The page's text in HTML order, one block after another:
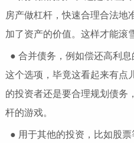
房产做杠杆，快速合理合法地
加了资产的价值。这样才能滚
● 合并债务，例如偿还高利
这个选项，毕竟这看起来有点
的投资者还是要合理规划债务
杆的游戏。
● 用于其他的投资，比如股票